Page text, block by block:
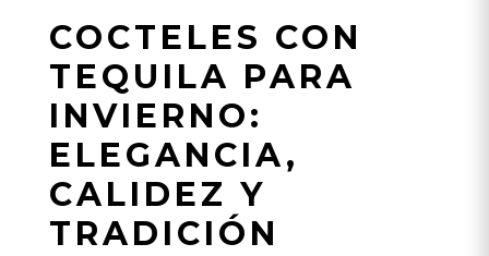
COCTELES CON
TEQUILA PARA
INVIERNO:
ELEGANCIA,
CALIDEZ Y
TRADICIÓN